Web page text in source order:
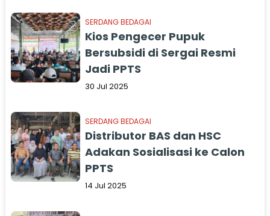
SERDANG BEDAGAI
Kios Pengecer Pupuk
Bersubsidi di Sergai Resmi
Jadi PPTS
30 Jul 2025
SERDANG BEDAGAI
Distributor BAS dan HSC
Adakan Sosialisasi ke Calon
PPTS
14 Jul 2025